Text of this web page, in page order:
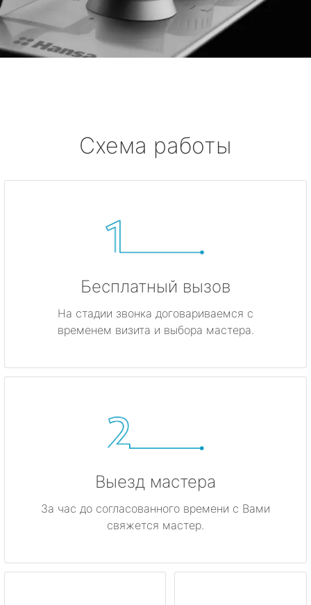
Схема работы
Бесплатный вызов
На стадии звонка договариваемся с
временем визита и выбора мастера.
Выезд мастера
За час до согласованного времени с Вами
свяжется мастер.